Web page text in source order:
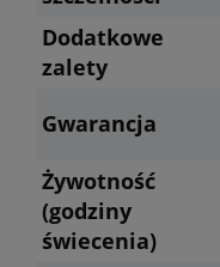
Dodatkowe
zalety
Gwarancja
Żywotność
(godziny
świecenia)